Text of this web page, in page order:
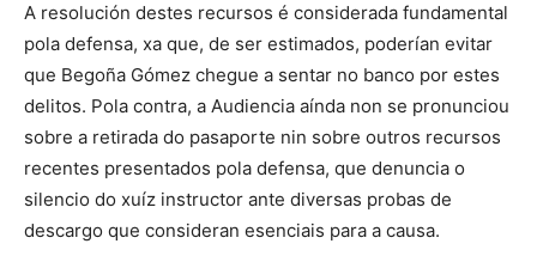
A resolución destes recursos é considerada fundamental
pola defensa, xa que, de ser estimados, poderían evitar
que Begoña Gómez chegue a sentar no banco por estes
delitos. Pola contra, a Audiencia aínda non se pronunciou
sobre a retirada do pasaporte nin sobre outros recursos
recentes presentados pola defensa, que denuncia o
silencio do xuíz instructor ante diversas probas de
descargo que consideran esenciais para a causa.